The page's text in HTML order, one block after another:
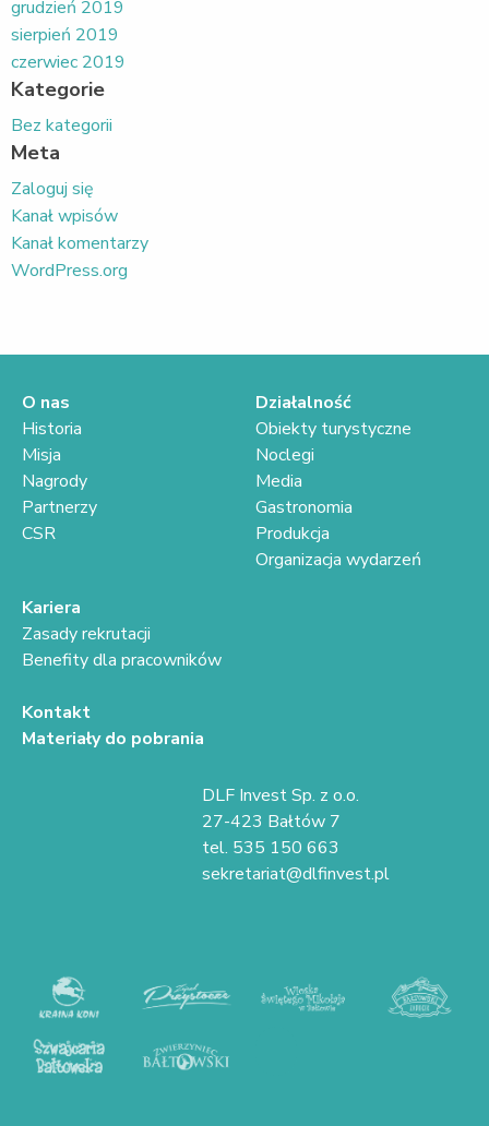
grudzień 2019
sierpień 2019
czerwiec 2019
Kategorie
Bez kategorii
Meta
Zaloguj się
Kanał wpisów
Kanał komentarzy
WordPress.org
O nas
Historia
Misja
Nagrody
Partnerzy
CSR
Działalność
Obiekty turystyczne
Noclegi
Media
Gastronomia
Produkcja
Organizacja wydarzeń
Kariera
Zasady rekrutacji
Benefity dla pracowników
Kontakt
Materiały do pobrania
DLF Invest Sp. z o.o.
27-423 Bałtów 7
tel. 535 150 663
sekretariat@dlfinvest.pl